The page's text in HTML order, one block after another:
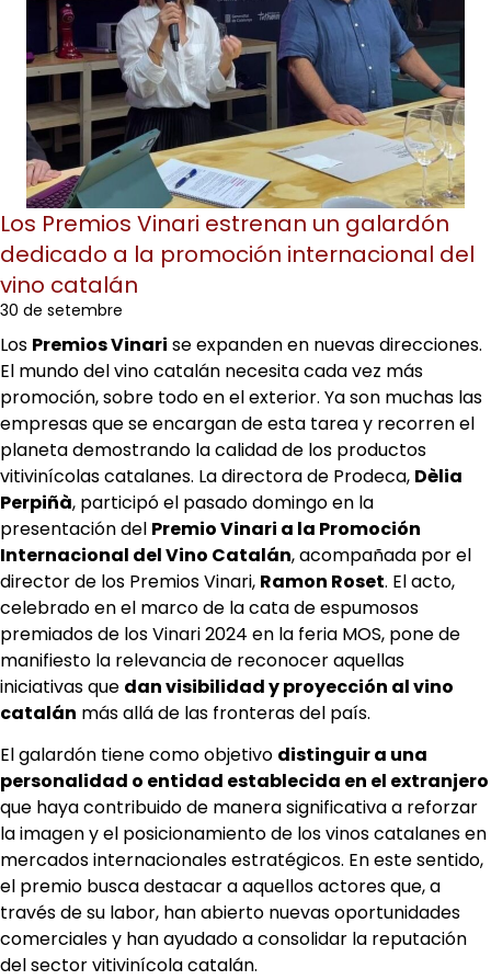
Los Premios Vinari estrenan un galardón
dedicado a la promoción internacional del
vino catalán
30 de setembre
Los Premios Vinari se expanden en nuevas direcciones.
El mundo del vino catalán necesita cada vez más
promoción, sobre todo en el exterior. Ya son muchas las
empresas que se encargan de esta tarea y recorren el
planeta demostrando la calidad de los productos
vitivinícolas catalanes. La directora de Prodeca, Dèlia
Perpiñà, participó el pasado domingo en la
presentación del Premio Vinari a la Promoción
Internacional del Vino Catalán, acompañada por el
director de los Premios Vinari, Ramon Roset. El acto,
celebrado en el marco de la cata de espumosos
premiados de los Vinari 2024 en la feria MOS, pone de
manifiesto la relevancia de reconocer aquellas
iniciativas que dan visibilidad y proyección al vino
catalán más allá de las fronteras del país.
El galardón tiene como objetivo distinguir a una
personalidad o entidad establecida en el extranjero
que haya contribuido de manera significativa a reforzar
la imagen y el posicionamiento de los vinos catalanes en
mercados internacionales estratégicos. En este sentido,
el premio busca destacar a aquellos actores que, a
través de su labor, han abierto nuevas oportunidades
comerciales y han ayudado a consolidar la reputación
del sector vitivinícola catalán.